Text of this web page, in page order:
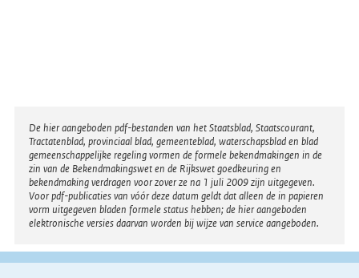
Disclaimer
De hier aangeboden pdf-bestanden van het Staatsblad, Staatscourant,
Tractatenblad, provinciaal blad, gemeenteblad, waterschapsblad en blad
gemeenschappelijke regeling vormen de formele bekendmakingen in de
zin van de Bekendmakingswet en de Rijkswet goedkeuring en
bekendmaking verdragen voor zover ze na 1 juli 2009 zijn uitgegeven.
Voor pdf-publicaties van vóór deze datum geldt dat alleen de in papieren
vorm uitgegeven bladen formele status hebben; de hier aangeboden
elektronische versies daarvan worden bij wijze van service aangeboden.